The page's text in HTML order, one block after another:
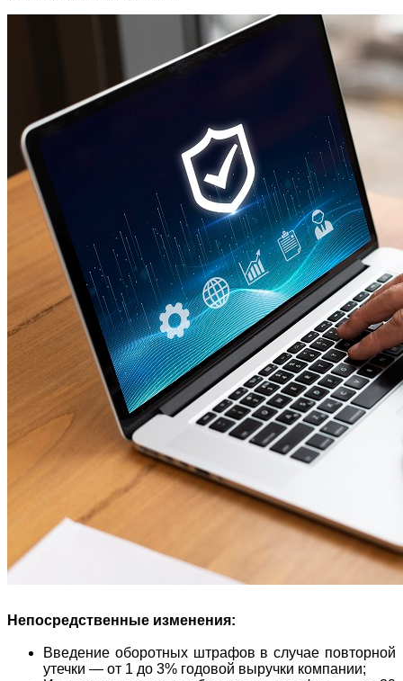
Непосредственные изменения:
Введение оборотных штрафов в случае повторной
утечки — от 1 до 3% годовой выручки компании;